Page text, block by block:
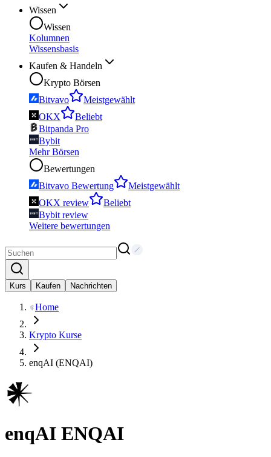
Wissen
Wissen
Kolumnen
Wissensbasis
Kaufen & Handeln
Krypto Börsen
Bitvavo
Meistgewählt
OKX
Beliebt
Bitpanda Pro
Bybit
Mehr Börsen
Bewertungen
Bitvavo Bewertung
Meistgewählt
OKX review
Beliebt
Bybit review
Weitere bewertungen
Kurs Kaufen Nachrichten
Home
Krypto Kurse
enqAI (ENQAI)
enqAI ENQAI